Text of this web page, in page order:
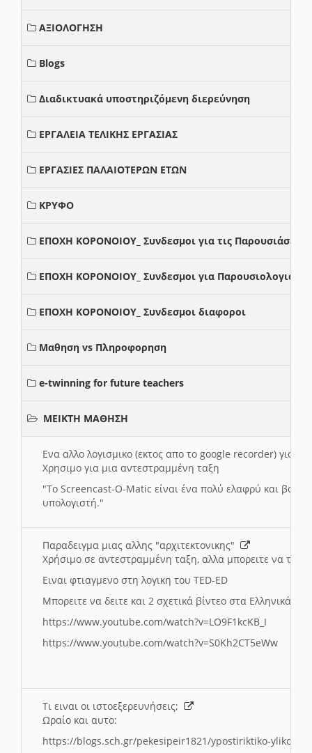
ΑΞΙΟΛΟΓΗΣΗ
Blogs
Διαδικτυακά υποστηριζόμενη διερεύνηση
ΕΡΓΑΛΕΙΑ ΤΕΛΙΚΗΣ ΕΡΓΑΣΙΑΣ
ΕΡΓΑΣΙΕΣ ΠΑΛΑΙΟΤΕΡΩΝ ΕΤΩΝ
ΚΡΥΦΟ
ΕΠΟΧΗ ΚΟΡΟΝΟΙΟΥ_ Συνδεσμοι για τις Παρουσιάσεις
ΕΠΟΧΗ ΚΟΡΟΝΟΙΟΥ_ Συνδεσμοι για Παρουσιολογια
ΕΠΟΧΗ ΚΟΡΟΝΟΙΟΥ_ Συνδεσμοι διαφοροι
Μαθηση vs Πληροφορηση
e-twinning for future teachers
ΜΕΙΚΤΗ ΜΑΘΗΣΗ
Ενα αλλο λογισμικο (εκτος απο το google recorder) για
Χρησιμο για μια αντεστραμμένη ταξη
"To Screencast-O-Matic είναι ένα πολύ ελαφρύ και
υπολογιστή."
Παραδειγμα μιας αλλης "αρχιτεκτονικης"
Χρήσιμο σε αντεστραμμένη ταξη, αλλα μπορειτε να το
Ειναι φτιαγμενο στη λογικη του TED-ED
Μπορειτε να δειτε και 2 σχετικά βίντεο στα Ελληνικά:
https://www.youtube.com/watch?v=LO9F1kcKB_I
https://www.youtube.com/watch?v=S0Kh2CT5eWw
Τι ειναι οι ιστοεξερευνήσεις;
Ωραίο και αυτο:
https://blogs.sch.gr/pekesipeir1821/ypostiriktiko-yliko/